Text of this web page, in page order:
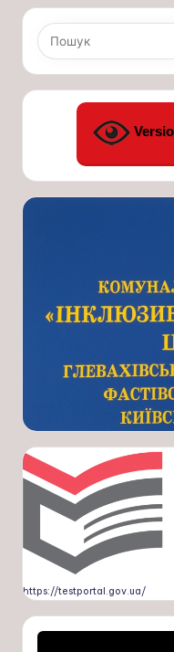
https://testportal.gov.ua/